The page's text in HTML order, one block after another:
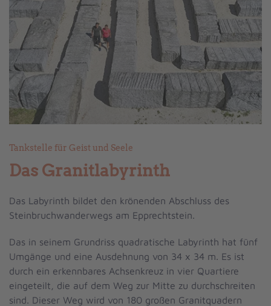
Tankstelle für Geist und Seele
Das Granitlabyrinth
Das Labyrinth bildet den krönenden Abschluss des
Steinbruchwanderwegs am Epprechtstein.
Das in seinem Grundriss quadratische Labyrinth hat fünf
Umgänge und eine Ausdehnung von 34 x 34 m. Es ist
durch ein erkennbares Achsenkreuz in vier Quartiere
eingeteilt, die auf dem Weg zur Mitte zu durchschreiten
sind. Dieser Weg wird von 180 großen Granitquadern